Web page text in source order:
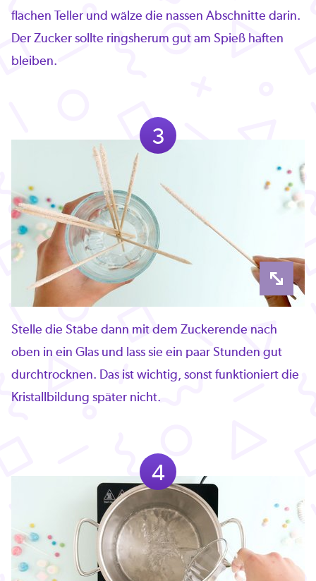
flachen Teller und wälze die nassen Abschnitte darin.
Der Zucker sollte ringsherum gut am Spieß haften
bleiben.
3
Stelle die Stäbe dann mit dem Zuckerende nach
oben in ein Glas und lass sie ein paar Stunden gut
durchtrocknen. Das ist wichtig, sonst funktioniert die
Kristallbildung später nicht.
4